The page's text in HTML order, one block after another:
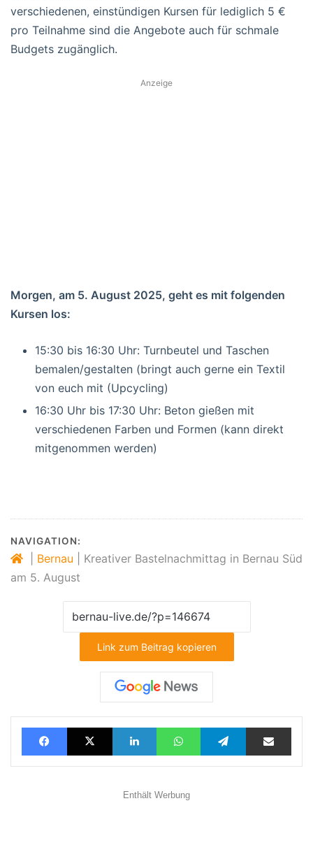
verschiedenen, einstündigen Kursen für lediglich 5 €
pro Teilnahme sind die Angebote auch für schmale
Budgets zugänglich.
Anzeige
Morgen, am 5. August 2025, geht es mit folgenden
Kursen los:
15:30 bis 16:30 Uhr: Turnbeutel und Taschen
bemalen/gestalten (bringt auch gerne ein Textil
von euch mit (Upcycling)
16:30 Uhr bis 17:30 Uhr: Beton gießen mit
verschiedenen Farben und Formen (kann direkt
mitgenommen werden)
NAVIGATION:
Bernau
Kreativer Bastelnachmittag in Bernau Süd
am 5. August
Link zum Beitrag kopieren
FacebookX LinkedInWhatsAppTelegramTeilen via E-Mail
Enthält Werbung